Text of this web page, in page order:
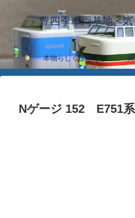
豊四季車両基地 <
本物らしく模型らしく… 簡
Nゲージ 152 E751